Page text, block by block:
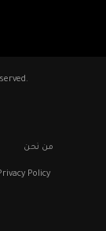
Media
Footerمن نحن
Policy